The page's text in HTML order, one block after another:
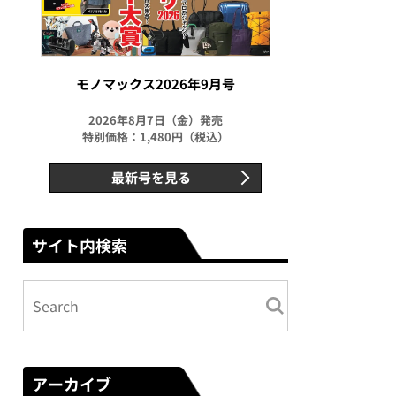
モノマックス2026年9月号
2026年8月7日（金）発売
特別価格：1,480円（税込）
最新号を見る
サイト内検索
アーカイブ